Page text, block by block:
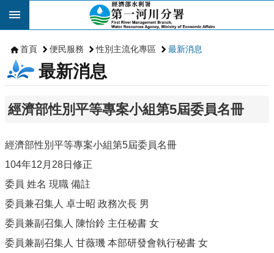
跳到主要內容區塊
首頁 便民服務 性別主流化專區 最新消息
最新消息
經濟部性別平等專案小組第5屆委員名冊
經濟部性別平等專案小組第5屆委員名冊
104年12月28日修正
委員 姓名 現職 備註
委員兼召集人 卓士昭 政務次長 男
委員兼副召集人 陳怡鈴 主任秘書 女
委員兼副召集人 甘薇璣 本部研發會執行秘書 女